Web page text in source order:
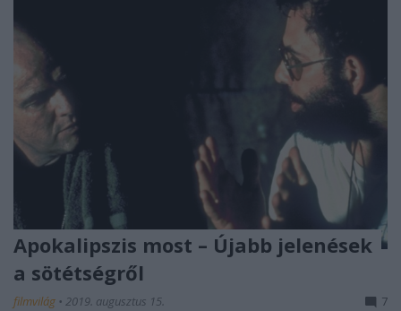
Apokalipszis most – Újabb jelenések
a sötétségről
filmvilág • 2019. augusztus 15. 7